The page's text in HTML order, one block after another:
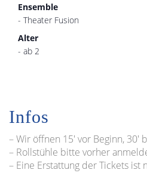
Ensemble
- Theater Fusion
Alter
- ab 2
Infos
– Wir öffnen 15′ vor Beginn,
– Rollstühle bitte vorher
– Eine Erstattung der Tickets ist